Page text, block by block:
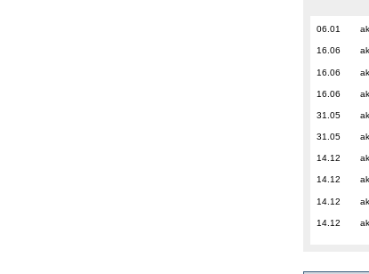
06.01
16.06
16.06
16.06
31.05
31.05
14.12
14.12
14.12
14.12